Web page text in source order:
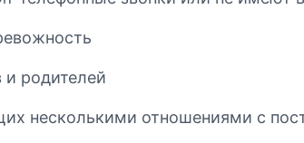
и родителей
несколькими отношениями с